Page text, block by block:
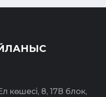
көшесі, 8, 17В блок,